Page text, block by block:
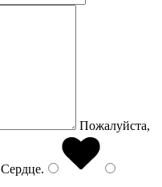
Пожалуйста,
Сердце.